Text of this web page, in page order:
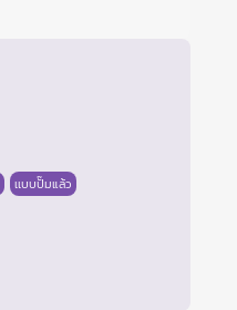
เเบบปั๊มแล้ว